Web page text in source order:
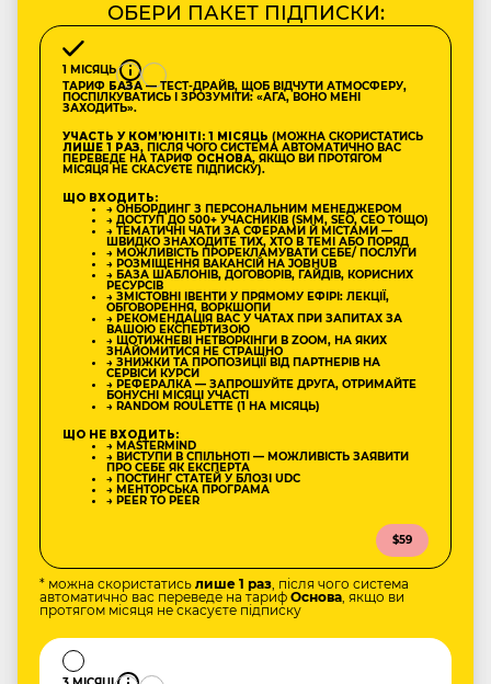
ОБЕРИ ПАКЕТ ПІДПИСКИ:
1 МІСЯЦЬ
ТАРИФ БАЗА— ТЕСТ-ДРАЙВ, ЩОБ ВІДЧУТИ АТМОСФЕРУ,
ПОСПІЛКУВАТИСЬ І ЗРОЗУМІТИ: «АГА, ВОНО МЕНІ
ЗАХОДИТЬ».
УЧАСТЬ У КОМʼЮНІТІ: 1 МІСЯЦЬ (МОЖНА СКОРИСТАТИСЬ
ЛИШЕ 1 РАЗ, ПІСЛЯ ЧОГО СИСТЕМА АВТОМАТИЧНО ВАС
ПЕРЕВЕДЕ НА ТАРИФ ОСНОВА, ЯКЩО ВИ ПРОТЯГОМ
МІСЯЦЯ НЕ СКАСУЄТЕ ПІДПИСКУ).
ЩО ВХОДИТЬ:
→ ОНБОРДИНГ З ПЕРСОНАЛЬНИМ МЕНЕДЖЕРОМ
→ ДОСТУП ДО 500+ УЧАСНИКІВ (SMM, SEO, CEO ТОЩО)
→ ТЕМАТИЧНІ ЧАТИ ЗА СФЕРАМИ Й МІСТАМИ —
ШВИДКО ЗНАХОДИТЕ ТИХ, ХТО В ТЕМІ АБО ПОРЯД
→ МОЖЛИВІСТЬ ПРОРЕКЛАМУВАТИ СЕБЕ/ ПОСЛУГИ
→ РОЗМІЩЕННЯ ВАКАНСІЙ НА JOBHUB
→ БАЗА ШАБЛОНІВ, ДОГОВОРІВ, ГАЙДІВ, КОРИСНИХ
РЕСУРСІВ
→ ЗМІСТОВНІ ІВЕНТИ У ПРЯМОМУ ЕФІРІ: ЛЕКЦІЇ,
ОБГОВОРЕННЯ, ВОРКШОПИ
→ РЕКОМЕНДАЦІЯ ВАС У ЧАТАХ ПРИ ЗАПИТАХ ЗА
ВАШОЮ ЕКСПЕРТИЗОЮ
→ ЩОТИЖНЕВІ НЕТВОРКІНГИ В ZOOM, НА ЯКИХ
ЗНАЙОМИТИСЯ НЕ СТРАШНО
→ ЗНИЖКИ ТА ПРОПОЗИЦІЇ ВІД ПАРТНЕРІВ НА
СЕРВІСИ КУРСИ
→ РЕФЕРАЛКА — ЗАПРОШУЙТЕ ДРУГА, ОТРИМАЙТЕ
БОНУСНІ МІСЯЦІ УЧАСТІ
→ RANDOM ROULETTE (1 НА МІСЯЦЬ)
ЩО НЕ ВХОДИТЬ:
→ MASTERMIND
→ ВИСТУПИ В СПІЛЬНОТІ — МОЖЛИВІСТЬ ЗАЯВИТИ
ПРО СЕБЕ ЯК ЕКСПЕРТА
→ ПОСТИНГ СТАТЕЙ У БЛОЗІ UDC
→ МЕНТОРСЬКА ПРОГРАМА
→ PEER TO PEER
$59
* можна скористатись лише 1 раз, після чого система
автоматично вас переведе на тариф Основа, якщо ви
протягом місяця не скасуєте підписку